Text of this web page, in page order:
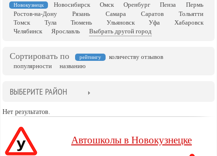
Новокузнецк Новосибирск Омск Оренбург Пенза
Пермь
Ростов-на-Дону
Рязань Самара Саратов
Тольятти
Томск
Тула Тюмень Ульяновск Уфа
Хабаровск
Челябинск
Ярославль Выбрать другой город
Сортировать по рейтингу
количеству отзывов
популярности
названию
ВЫБЕРИТЕ РАЙОН
Нет результатов.
Автошколы в Новокузнецке